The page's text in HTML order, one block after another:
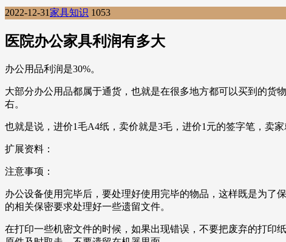
2022-12-31家具知识 1053
医院办公家具利润有多大
办公用品利润是30%。
大部分办公用品都属于通货，也就是在很多地方都可以买到的货
右。
也就是说，进价1毛A4纸，卖价就是3毛，进价1元的签字笔，卖
扩展资料：
注意事项：
办公设备使用完毕后，要处理好使用完毕的物品，这样既是为了
的相关保密要求处理好一些遗留文件。
在打印一些机密文件的时候，如果出现错误，不要把废弃的打印